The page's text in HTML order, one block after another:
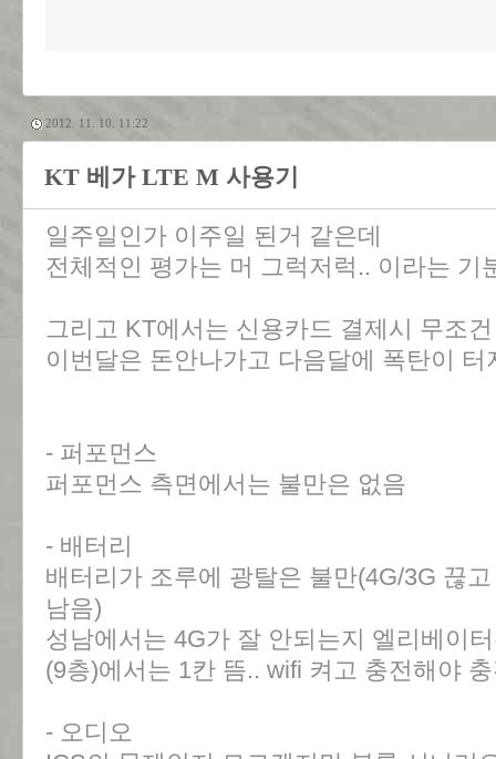
2012. 11. 10. 11:22
KT 베가 LTE M 사용기
일주일인가 이주일 된거 같은데
전체적인 평가는 머 그럭저럭.. 이라는 기
그리고 KT에서는 신용카드 결제시 무조
이번달은 돈안나가고 다음달에 폭탄이 터
- 퍼포먼스
퍼포먼스 측면에서는 불만은 없음
- 배터리
배터리가 조루에 광탈은 불만(4G/3G 끊
남음)
성남에서는 4G가 잘 안되는지 엘리베이
(9층)에서는 1칸 뜸.. wifi 켜고 충전해야
- 오디오